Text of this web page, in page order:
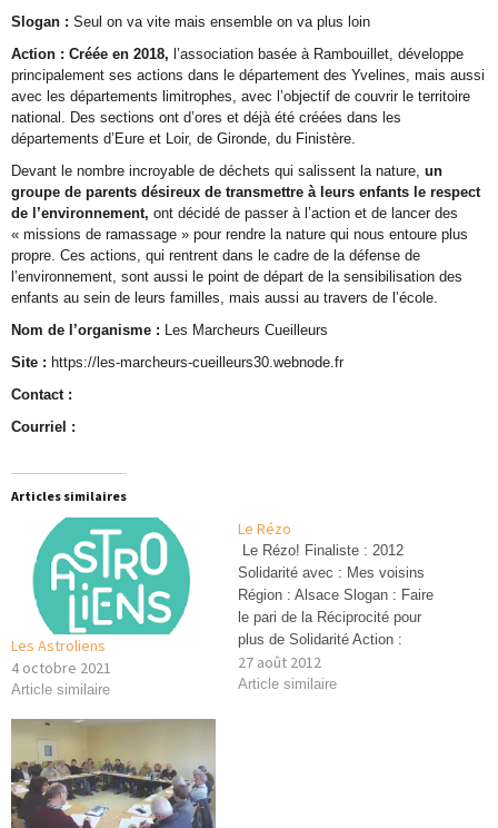
Slogan : Seul on va vite mais ensemble on va plus loin
Action : Créée en 2018, l’association basée à Rambouillet, développe
principalement ses actions dans le département des Yvelines, mais aussi
avec les départements limitrophes, avec l’objectif de couvrir le territoire
national. Des sections ont d’ores et déjà été créées dans les
départements d’Eure et Loir, de Gironde, du Finistère.
Devant le nombre incroyable de déchets qui salissent la nature, un
groupe de parents désireux de transmettre à leurs enfants le respect
de l’environnement, ont décidé de passer à l’action et de lancer des
« missions de ramassage » pour rendre la nature qui nous entoure plus
propre. Ces actions, qui rentrent dans le cadre de la défense de
l’environnement, sont aussi le point de départ de la sensibilisation des
enfants au sein de leurs familles, mais aussi au travers de l’école.
Nom de l’organisme : Les Marcheurs Cueilleurs
Site : https://les-marcheurs-cueilleurs30.webnode.fr
Contact :
Courriel :
Articles similaires
Les Astroliens
4 octobre 2021
Article similaire
Le Rézo
Le Rézo! Finaliste : 2012
Solidarité avec : Mes voisins
Région : Alsace Slogan : Faire
le pari de la Réciprocité pour
plus de Solidarité Action :
Proposer à tous les citoyens un
projet passerelle, interculturel,
27 août 2012
Article similaire